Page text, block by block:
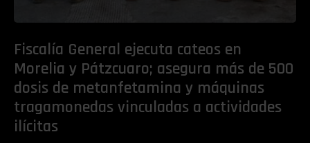
Fiscalía General ejecuta cateos en
Morelia y Pátzcuaro; asegura más de 500
dosis de metanfetamina y máquinas
tragamonedas vinculadas a actividades
ilícitas